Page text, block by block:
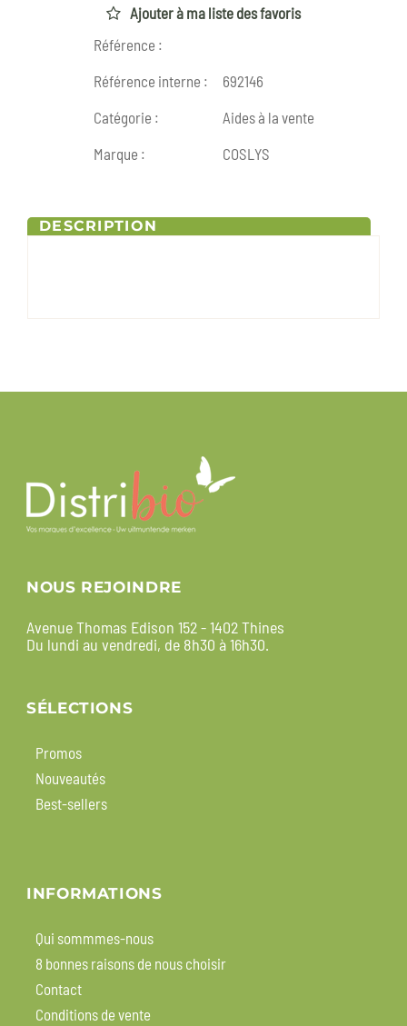
Ajouter à ma liste des favoris
Référence :
Référence interne :
692146
Catégorie :
Aides à la vente
Marque :
COSLYS
DESCRIPTION
NOUS REJOINDRE
Avenue Thomas Edison 152 - 1402 Thines
Du lundi au vendredi, de 8h30 à 16h30.
SÉLECTIONS
Promos
Nouveautés
Best-sellers
INFORMATIONS
Qui sommmes-nous
8 bonnes raisons de nous choisir
Contact
Conditions de vente